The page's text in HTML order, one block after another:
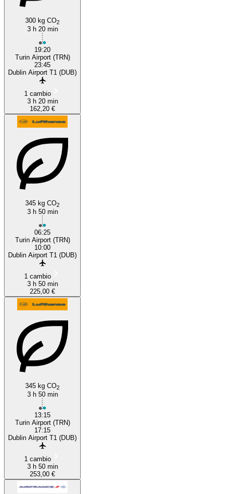
300 kg CO2
3 h 20 min
19:20
Turin Airport (TRN)
23:45
Dublin Airport T1 (DUB)
1 cambio
3 h 20 min
162,20 €
345 kg CO2
3 h 50 min
06:25
Turin Airport (TRN)
10:00
Dublin Airport T1 (DUB)
1 cambio
3 h 50 min
225,00 €
345 kg CO2
3 h 50 min
13:15
Turin Airport (TRN)
17:15
Dublin Airport T1 (DUB)
1 cambio
3 h 50 min
253,00 €